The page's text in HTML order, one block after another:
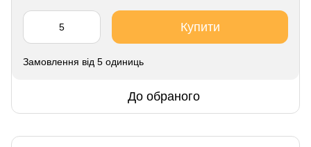
Купити
Замовлення від 5 одиниць
До обраного